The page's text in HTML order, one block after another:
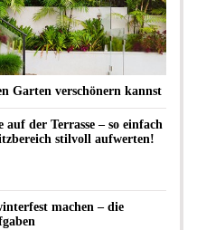
Garten verschönern kannst
der Terrasse – so einfach
stilvoll aufwerten!
machen – die